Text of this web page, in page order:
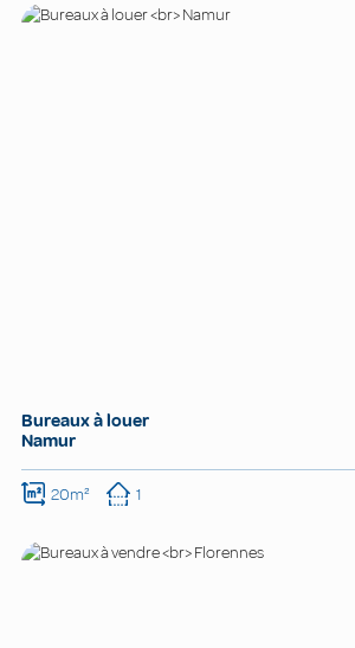
Bureaux à louer
Namur
20m² 1